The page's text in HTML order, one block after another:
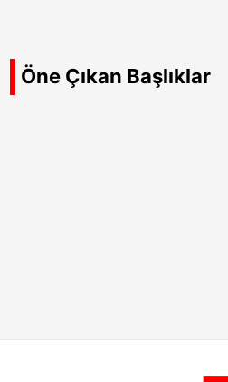
Öne Çıkan Başlıklar